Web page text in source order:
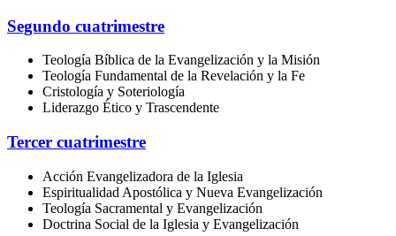
Segundo cuatrimestre
Teología Bíblica de la Evangelización y la Misión
Teología Fundamental de la Revelación y la Fe
Cristología y Soteriología
Liderazgo Ético y Trascendente
Tercer cuatrimestre
Acción Evangelizadora de la Iglesia
Espiritualidad Apostólica y Nueva Evangelización
Teología Sacramental y Evangelización
Doctrina Social de la Iglesia y Evangelización